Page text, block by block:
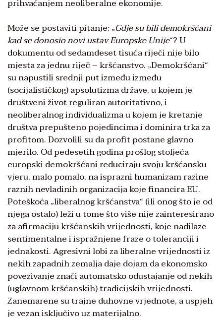
prihvaćanjem neoliberalne ekonomije.
Može se postaviti pitanje: „Gdje su bili demokršćani
kad se donosio novi ustav Europske Unije“? U
dokumentu od sedamdeset tisuća riječi nije bilo
mjesta za jednu riječ – kršćanstvo. „Demokršćani“
su napustili srednji put između između
(socijalističkog) apsolutizma države, u kojem je
društveni život reguliran autoritativno, i
neoliberalnog individualizma u kojem je kretanje
društva prepušteno pojedincima i dominira trka za
profitom. Dozvolili su da profit postane glavno
mjerilo. Od pedesetih godina prošlog stoljeća
europski demokršćani reduciraju svoju kršćansku
vjeru, malo pomalo, na isprazni humanizam razine
raznih nevladinih organizacija koje financira EU.
Poteškoća „liberalnog kršćanstva“ (ili onog što je od
njega ostalo) leži u tome što više nije zainteresirano
za afirmaciju kršćanskih vrijednosti, koje nadilaze
sentimentalne i ispražnjene fraze o toleranciji i
jednakosti. Agresivni lobi za liberalne vrijednosti iz
nekih zapadnih zemalja daje dojam da ekonomsko
povezivanje znači automatsko odustajanje od nekih
(uglavnom kršćanskih) tradicijskih vrijednosti.
Zanemarene su trajne duhovne vrjednote, a uspjeh
je vezan isključivo uz materijalno.